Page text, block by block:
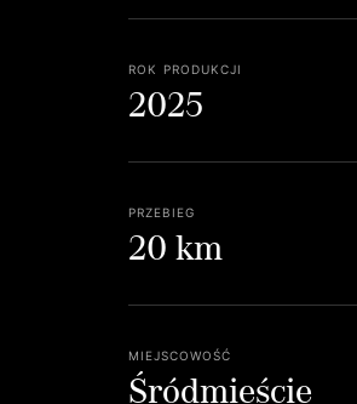
rok produkcji
2025
przebieg
20 km
miejscowość
Śródmieście